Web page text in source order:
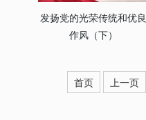
发扬党的光荣传统和优良
作风（下）
首页 上一页